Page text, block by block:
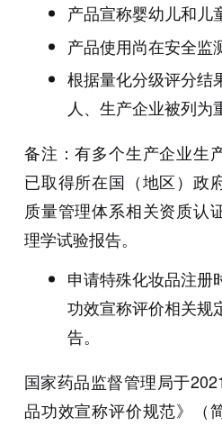
产品宣称婴幼儿和儿
产品使用尚在安全监
根据量化分级评分结
人、生产企业被列为
备注：有多个生产企业生
已取得所在国（地区）政
质量管理体系相关资质认
理学试验报告。
申请特殊化妆品注册
功效宣称评价相关规
告。
国家药品监督管理局于
品功效宣称评价规范》（